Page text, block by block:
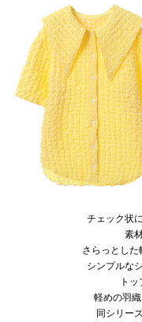
チェック状
素
さらっとし
シンプルな
ト
軽めの羽
同シリー